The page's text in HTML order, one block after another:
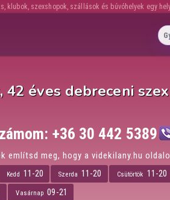
klubok, szexshopok, szállások és búvóhelyek egy
42 éves debreceni
+36 30 442 5389
említsd meg, hogy a videkilany.hu
Kedd 11-20 Szerda 11-20 Csütörtök 11-20
Vasárnap 09-21